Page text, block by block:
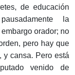
de educación
la
orador; no
pero hay que
y cansa. Pero está
venido de